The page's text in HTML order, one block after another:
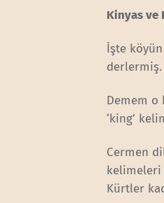
Kinyas ve
İşte
derlermiş.
Demem o
‘king’
Cermen
kelimeleri
Kürtler